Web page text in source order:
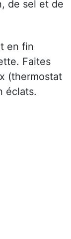
de sel et de
en fin
Faites
(thermostat
éclats.